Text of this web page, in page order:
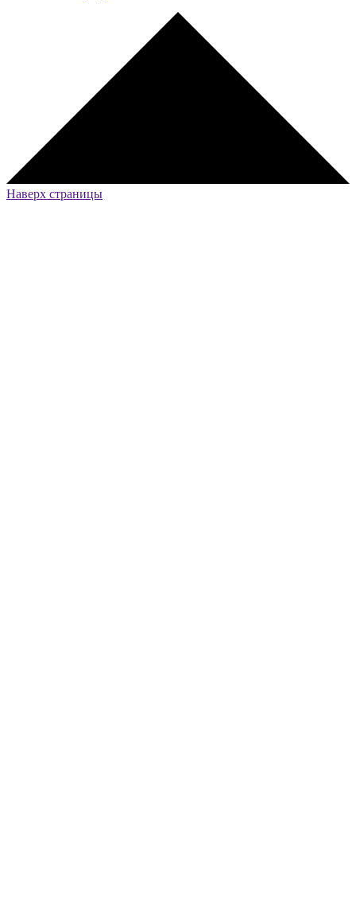
Наверх страницы